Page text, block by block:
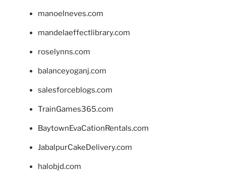
manoelneves.com
mandelaeffectlibrary.com
roselynns.com
balanceyoganj.com
salesforceblogs.com
TrainGames365.com
BaytownEvaCationRentals.com
JabalpurCakeDelivery.com
halobjd.com